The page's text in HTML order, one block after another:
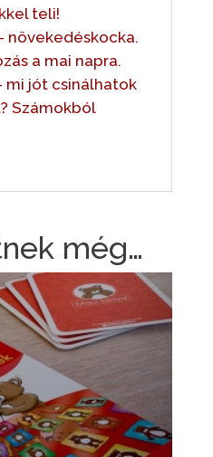
teli!
növekedéskocka.
a mai napra.
mi jót csinálhatok
Számokból
még…